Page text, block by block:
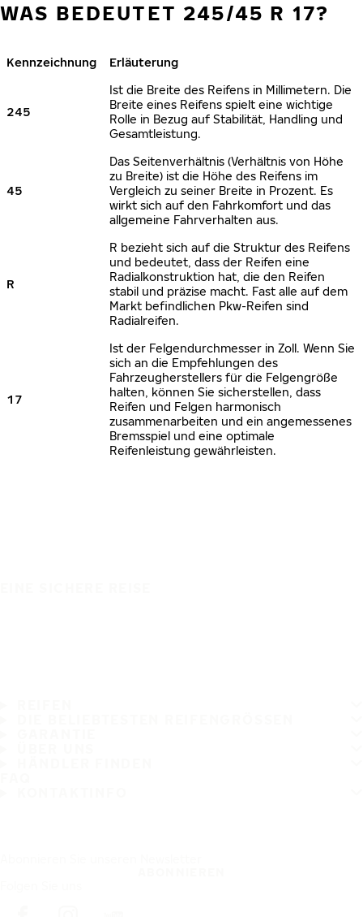
WAS BEDEUTET 245/45 R 17?
Kennzeichnung Erläuterung
245
Ist die Breite des Reifens in Millimetern. Die
Breite eines Reifens spielt eine wichtige
Rolle in Bezug auf Stabilität, Handling und
Gesamtleistung.
45
Das Seitenverhältnis (Verhältnis von Höhe
zu Breite) ist die Höhe des Reifens im
Vergleich zu seiner Breite in Prozent. Es
wirkt sich auf den Fahrkomfort und das
allgemeine Fahrverhalten aus.
R
R bezieht sich auf die Struktur des Reifens
und bedeutet, dass der Reifen eine
Radialkonstruktion hat, die den Reifen
stabil und präzise macht. Fast alle auf dem
Markt befindlichen Pkw-Reifen sind
Radialreifen.
17
Ist der Felgendurchmesser in Zoll. Wenn Sie
sich an die Empfehlungen des
Fahrzeugherstellers für die Felgengröße
halten, können Sie sicherstellen, dass
Reifen und Felgen harmonisch
zusammenarbeiten und ein angemessenes
Bremsspiel und eine optimale
Reifenleistung gewährleisten.